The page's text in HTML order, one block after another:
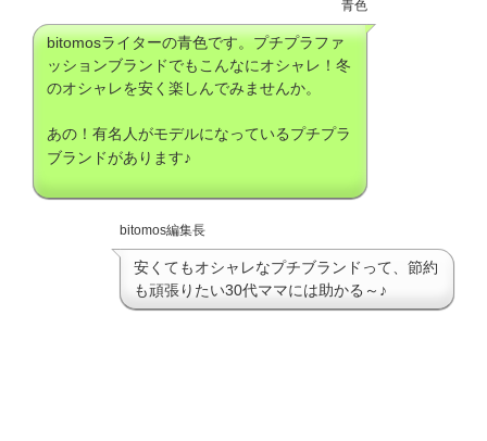
青色
bitomosライターの青色です。プチプラファ
ッションブランドでもこんなにオシャレ！冬
のオシャレを安く楽しんでみませんか。
あの！有名人がモデルになっているプチプラ
ブランドがあります♪
bitomos編集長
安くてもオシャレなプチブランドって、節約
も頑張りたい30代ママには助かる～♪